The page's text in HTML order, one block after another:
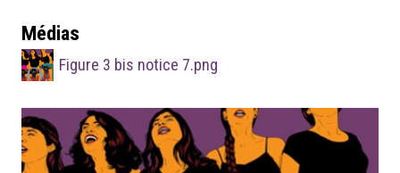
Médias
Figure 3 bis notice 7.png